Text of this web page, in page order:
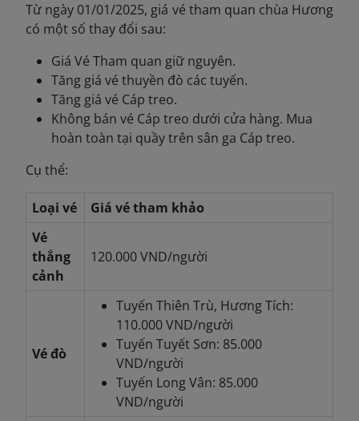
Từ ngày 01/01/2025, giá vé tham quan chùa Hương
có một số thay đổi sau:
Giá Vé Tham quan giữ nguyên.
Tăng giá vé thuyền đò các tuyến.
Tăng giá vé Cáp treo.
Không bán vé Cáp treo dưới cửa hàng. Mua
hoàn toàn tại quầy trên sân ga Cáp treo.
Cụ thể:
Loại vé
Giá vé tham khảo
Vé
thắng
cảnh
120.000 VND/người
Vé đò
Tuyến Thiên Trù, Hương Tích:
110.000 VND/người
Tuyến Tuyết Sơn: 85.000
VND/người
Tuyến Long Vân: 85.000
VND/người